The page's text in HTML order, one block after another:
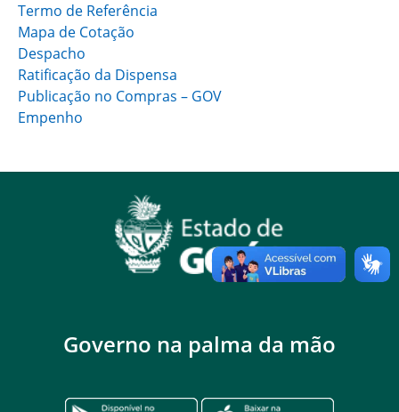
Termo de Referência
Mapa de Cotação
Despacho
Ratificação da Dispensa
Publicação no Compras – GOV
Empenho
Governo na palma da mão